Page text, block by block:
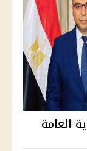
بالثانوية العامة